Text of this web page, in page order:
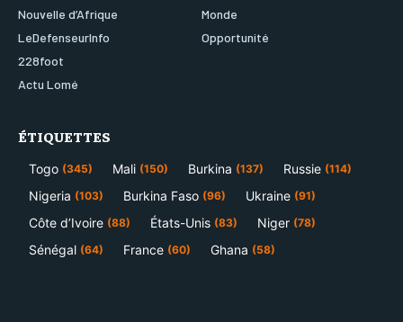
Nouvelle d’Afrique
LeDefenseurInfo
228foot
Actu Lomé
Monde
Opportunité
ÉTIQUETTES
Togo (345) Mali (150) Burkina (137) Russie (114)
Nigeria (103) Burkina Faso (96) Ukraine (91)
Côte d’Ivoire (88) États-Unis (83) Niger (78)
Sénégal (64) France (60) Ghana (58)